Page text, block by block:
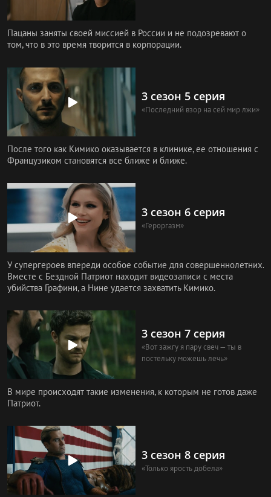
Пацаны заняты своей миссией в России и не подозревают о
том, что в это время творится в корпорации.
3 сезон 5 серия
«Последний взор на сей мир лжи»
После того как Кимико оказывается в клинике, ее отношения с
Французиком становятся все ближе и ближе.
3 сезон 6 серия
«Героргазм»
У супергероев впереди особое событие для совершеннолетних.
Вместе с Бездной Патриот находит видеозаписи с места
убийства Графини, а Нине удается захватить Кимико.
3 сезон 7 серия
«Вот зажгу я пару свеч — ты в
постельку можешь лечь»
В мире происходят такие изменения, к которым не готов даже
Патриот.
3 сезон 8 серия
«Только ярость добела»